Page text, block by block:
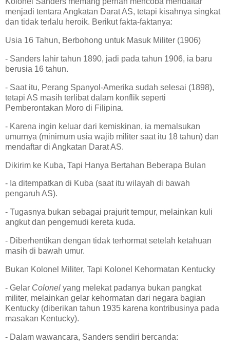
menjadi tentara Angkatan Darat AS, tetapi kisahnya singkat
dan tidak terlalu heroik. Berikut fakta-faktanya:
Usia 16 Tahun, Berbohong untuk Masuk Militer (1906)
- Sanders lahir tahun 1890, jadi pada tahun 1906, ia baru
berusia 16 tahun.
- Saat itu, Perang Spanyol-Amerika sudah selesai (1898),
tetapi AS masih terlibat dalam konflik seperti
Pemberontakan Moro di Filipina.
- Karena ingin keluar dari kemiskinan, ia memalsukan
umurnya (minimum usia wajib militer saat itu 18 tahun) dan
mendaftar di Angkatan Darat AS.
Dikirim ke Kuba, Tapi Hanya Bertahan Beberapa Bulan
- Ia ditempatkan di Kuba (saat itu wilayah di bawah
pengaruh AS).
- Tugasnya bukan sebagai prajurit tempur, melainkan kuli
angkut dan pengemudi kereta kuda.
- Diberhentikan dengan tidak terhormat setelah ketahuan
masih di bawah umur.
Bukan Kolonel Militer, Tapi Kolonel Kehormatan Kentucky
- Gelar Colonel yang melekat padanya bukan pangkat
militer, melainkan gelar kehormatan dari negara bagian
Kentucky (diberikan tahun 1935 karena kontribusinya pada
masakan Kentucky).
- Dalam wawancara, Sanders sendiri bercanda: